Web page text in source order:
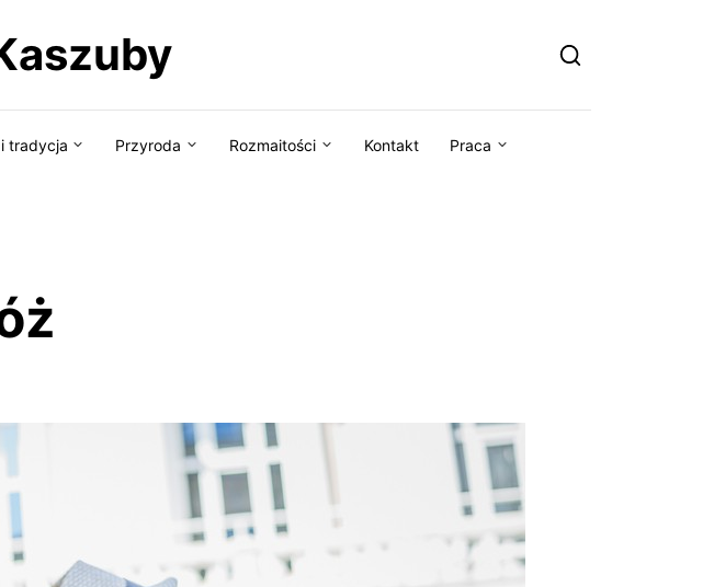
tradycja Przyroda Rozmaitości Kontakt Praca